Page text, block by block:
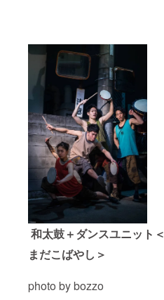
和太鼓＋ダンスユニット＜
まだこばやし＞
photo by bozzo